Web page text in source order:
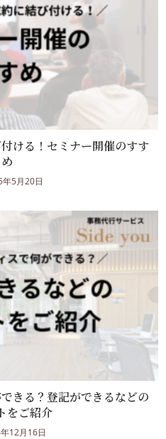
ける！セミナー開催のすす
め
5月20日
きる？登記ができるなどの
をご紹介
12月16日